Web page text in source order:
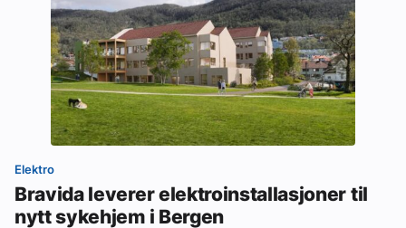
Elektro
Bravida leverer elektroinstallasjoner til
nytt sykehjem i Bergen